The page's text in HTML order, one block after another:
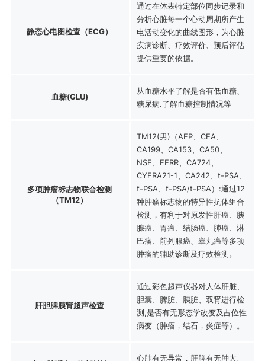
静态心电图检查（ECG）
通过在体表特定部位同步记录和
分析心脏每一个心动周期所产生
电活动变化的曲线图形，为心脏
疾病诊断、疗效评价、预后评估
提供重要的依据。
血糖(GLU)
从血糖水平了解是否有低血糖、
糖尿病.了解血糖控制情况等
多项肿瘤标志物联合检测
（TM12）
TM12(男)（AFP、CEA、
CA199、CA153、CA50、
NSE、FERR、CA724、
CYFRA21-1、CA242、t-PSA、
f-PSA、f-PSA/t-PSA）:通过12
种肿瘤标志物的特异性抗体组合
检测，有利于对原发性肝癌、胰
腺癌、胃癌、结肠癌、肺癌、淋
巴瘤、前列腺癌、睾丸癌等多项
肿瘤的辅助诊断及疗效检测。
肝胆脾胰肾超声检查
通过彩色超声仪器对人体肝脏、
胆囊、脾脏、胰脏、双肾进行检
测,是否有无形态学改变及占位性
病变（肿瘤，结石，炎症等）。
心肺有无异常，肝脾有无肿大、